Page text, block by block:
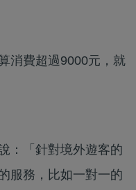
消費超過9000元，就
：「針對境外遊客的
服務，比如一對一的